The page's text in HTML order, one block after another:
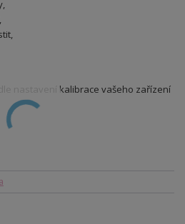
nastavení kalibrace vašeho zařízení